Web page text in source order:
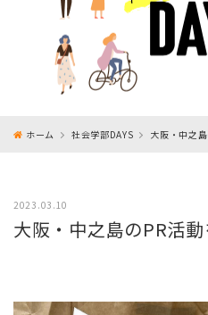
ホーム 社会学部DAYS 大阪・中之
2023.03.10
大阪・中之島のPR活